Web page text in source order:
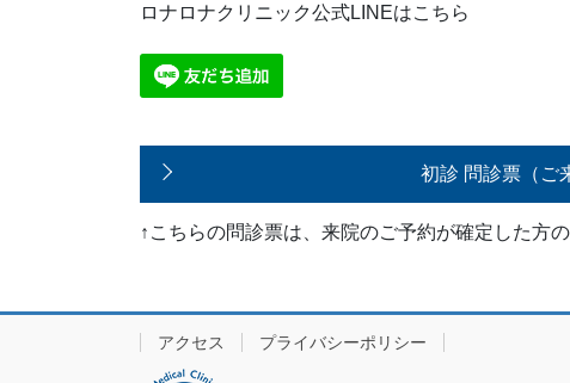
ロナロナクリニック公式LINEはこちら
初診 問診票（ご
↑こちらの問診票は、来院のご予約が確定した方
アクセス プライバシーポリシー